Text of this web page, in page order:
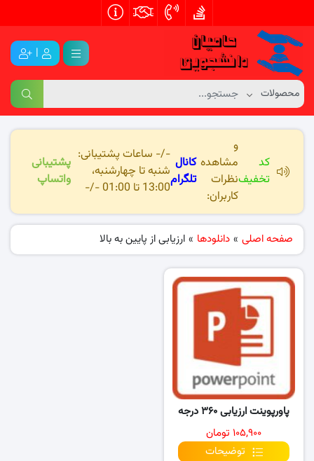
|
کد
تخفیف
و
مشاهده
نظرات
کاربران:
کانال
تلگرام
-/- ساعات پشتیبانی:
شنبه تا چهارشنبه،
13:00 تا 01:00 -/-
پشتیبانی
واتساپ
صفحه اصلی » دانلودها » ارزیابی از پایین به بالا
پاورپوینت ارزیابی ۳۶۰ درجه
۱۰۵,۹۰۰ تومان
توضیحات